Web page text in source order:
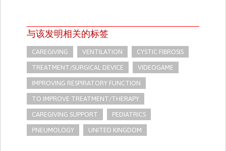
与该发明相关的标签
CAREGIVING VENTILATION CYSTIC FIBROSIS
TREATMENT/SURGICAL DEVICE VIDEOGAME
IMPROVING RESPIRATORY FUNCTION
TO IMPROVE TREATMENT/THERAPY
CAREGIVING SUPPORT PEDIATRICS
PNEUMOLOGY UNITED KINGDOM